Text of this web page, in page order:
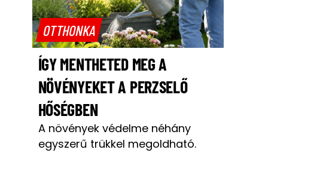
OTTHONKA
ÍGY MENTHETED MEG A
NÖVÉNYEKET A PERZSELŐ
HŐSÉGBEN
A növények védelme néhány
egyszerű trükkel megoldható.